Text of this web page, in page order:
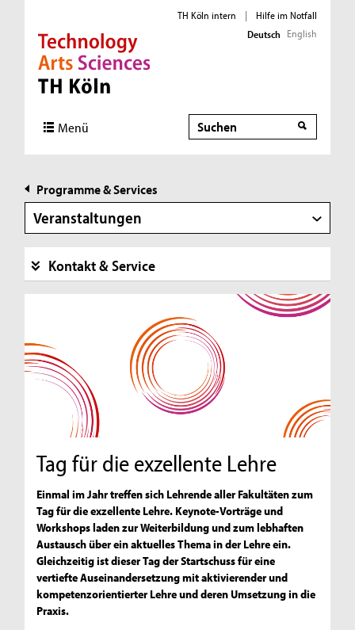
Direkt zur Hauptnavigation
Direkt zur Subnavigation
Direkt zum Inhalt
Direkt zum Fußbereich
TH Köln intern |
Hilfe im Notfall
Deutsch English
Menü Suche
Programme & Services
Veranstaltungen
Kontakt & Service
Tag für die exzellente Lehre
Einmal im Jahr treffen sich Lehrende aller Fakultäten zum
Tag für die exzellente Lehre. Keynote-Vorträge und
Workshops laden zur Weiterbildung und zum lebhaften
Austausch über ein aktuelles Thema in der Lehre ein.
Gleichzeitig ist dieser Tag der Startschuss für eine
vertiefte Auseinandersetzung mit aktivierender und
kompetenzorientierter Lehre und deren Umsetzung in die
Praxis.